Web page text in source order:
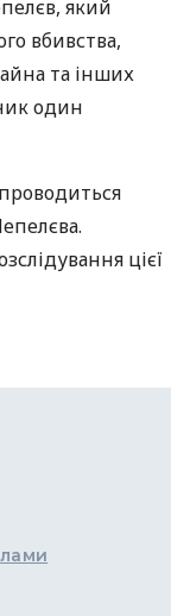
який
вбивства,
та інших
один
цієї